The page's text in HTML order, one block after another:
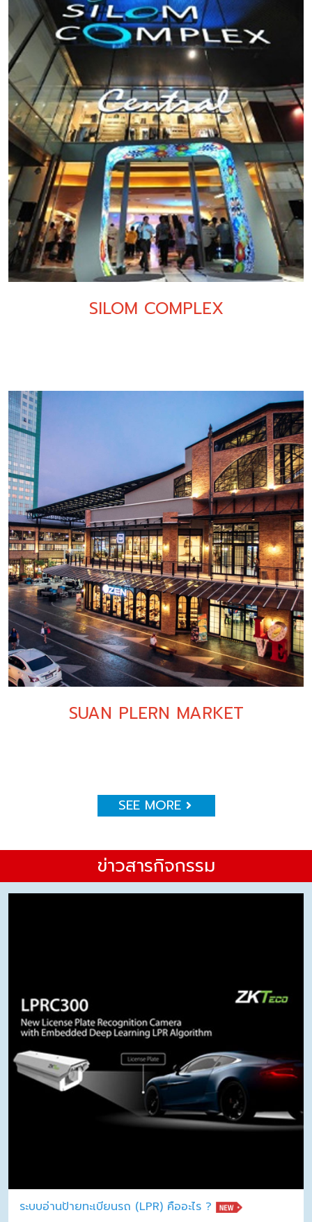
SILOM COMPLEX
SUAN PLERN MARKET
SEE MORE
ข่าวสารกิจกรรม
ระบบอ่านป้ายทะเบียนรถ (LPR) คืออะไร ?